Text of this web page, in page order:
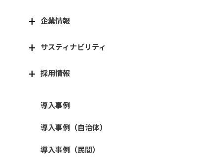
企業情報
サスティナビリティ
採用情報
導入事例
導入事例（自治体）
導入事例（民間）